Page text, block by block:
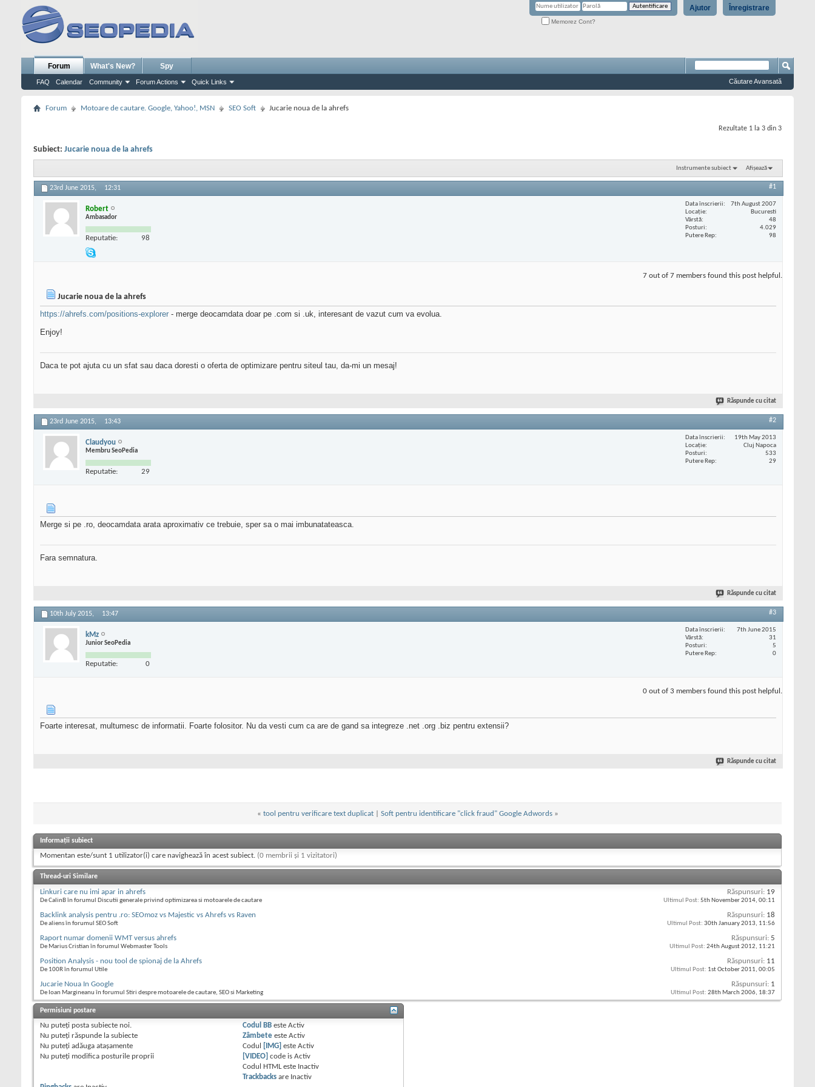
Înregistrare
Ajutor
Memorez Cont?
Forum
FAQ Calendar Community Forum Actions Quick Links
What's New? Spy
Căutare Avansată
Forum Motoare de cautare. Google, Yahoo!, MSN SEO Soft Jucarie noua de la ahrefs
Rezultate 1 la 3 din 3
Subiect: Jucarie noua de la ahrefs
Instrumente subiect Afișează
23rd June 2015, 12:31 #1
Robert
Ambasador
Reputatie: 98
Data înscrierii
7th August 2007
Locaţie
Bucuresti
Vârstă
48
Posturi
4.029
Putere Rep
98
7 out of 7 members found this post helpful.
Jucarie noua de la ahrefs
https://ahrefs.com/positions-explorer - merge deocamdata doar pe .com si .uk, interesant de vazut cum va evolua.
Enjoy!
Daca te pot ajuta cu un sfat sau daca doresti o oferta de optimizare pentru siteul tau, da-mi un mesaj!
Răspunde cu citat
23rd June 2015, 13:43 #2
Claudyou
Membru SeoPedia
Reputatie: 29
Data înscrierii
19th May 2013
Locaţie
Cluj Napoca
Posturi
533
Putere Rep
29
Merge si pe .ro, deocamdata arata aproximativ ce trebuie, sper sa o mai imbunatateasca.
Fara semnatura.
Răspunde cu citat
10th July 2015, 13:47 #3
kMz
Junior SeoPedia
Reputatie: 0
Data înscrierii
7th June 2015
Vârstă
31
Posturi
5
Putere Rep
0
0 out of 3 members found this post helpful.
Foarte interesat, multumesc de informatii. Foarte folositor. Nu da vesti cum ca are de gand sa integreze .net .org .biz pentru extensii?
Răspunde cu citat
« tool pentru verificare text duplicat| Soft pentru identificare "click fraud" Google Adwords »
Informații subiect
Momentan este/sunt 1 utilizator(i) care navighează în acest subiect. (0 membrii și 1 vizitatori)
Thread-uri Similare
Linkuri care nu imi apar in ahrefs
De CalinB în forumul Discutii generale privind optimizarea si motoarele de cautare
Răspunsuri: 19
Ultimul Post: 5th November 2014, 00:11
Backlink analysis pentru .ro: SEOmoz vs Majestic vs Ahrefs vs Raven
De aliens în forumul SEO Soft
Răspunsuri: 18
Ultimul Post: 30th January 2013, 11:56
Raport numar domenii WMT versus ahrefs
De Marius Cristian în forumul Webmaster Tools
Răspunsuri: 5
Ultimul Post: 24th August 2012, 11:21
Position Analysis - nou tool de spionaj de la Ahrefs
De 100R în forumul Utile
Răspunsuri: 11
Ultimul Post: 1st October 2011, 00:05
Jucarie Noua In Google
De Ioan Margineanu în forumul Stiri despre motoarele de cautare, SEO si Marketing
Răspunsuri: 1
Ultimul Post: 28th March 2006, 18:37
Permisiuni postare
Nu puteţi posta subiecte noi.
Nu puteţi răspunde la subiecte
Nu puteţi adăuga ataşamente
Nu puteţi modifica posturile proprii
Codul BB esteActiv
Zâmbete esteActiv
Codul
[IMG] esteActiv
[VIDEO] code isActiv
Codul HTML este Inactiv
Trackbacks are Inactiv